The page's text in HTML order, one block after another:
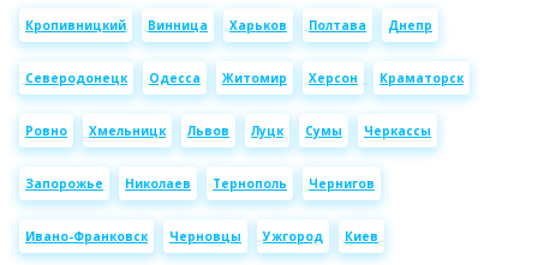
Кропивницкий Винница Харьков Полтава Днепр
Северодонецк Одесса Житомир Херсон Краматорск
Ровно Хмельницк Львов Луцк Сумы Черкассы
Запорожье Николаев Тернополь Чернигов
Ивано-Франковск Черновцы Ужгород Киев